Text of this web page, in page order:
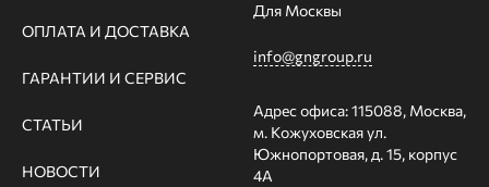
ОПЛАТА И ДОСТАВКА
ГАРАНТИИ И СЕРВИС
СТАТЬИ
НОВОСТИ
Для Москвы
info@gngroup.ru
Адрес офиса: 115088, Москва,
м. Кожуховская ул.
Южнопортовая, д. 15, корпус
4А